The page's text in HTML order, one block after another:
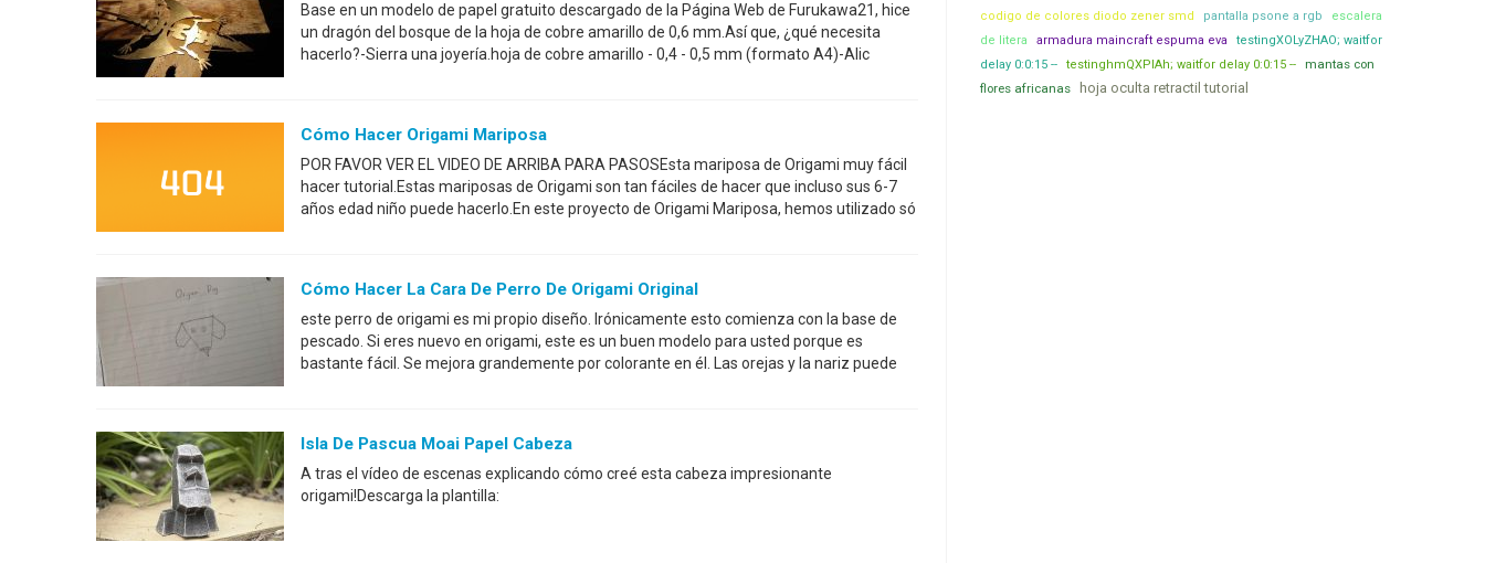
Base en un modelo de papel gratuito descargado de la Página Web de Furukawa21, hice
un dragón del bosque de la hoja de cobre amarillo de 0,6 mm.Así que, ¿qué necesita
hacerlo?-Sierra una joyería.hoja de cobre amarillo - 0,4 - 0,5 mm (formato A4)-Alic
Cómo Hacer Origami Mariposa
POR FAVOR VER EL VIDEO DE ARRIBA PARA PASOSEsta mariposa de Origami muy fácil
hacer tutorial.Estas mariposas de Origami son tan fáciles de hacer que incluso sus 6-7
años edad niño puede hacerlo.En este proyecto de Origami Mariposa, hemos utilizado só
Cómo Hacer La Cara De Perro De Origami Original
este perro de origami es mi propio diseño. Irónicamente esto comienza con la base de
pescado. Si eres nuevo en origami, este es un buen modelo para usted porque es
bastante fácil. Se mejora grandemente por colorante en él. Las orejas y la nariz puede
Isla De Pascua Moai Papel Cabeza
A tras el vídeo de escenas explicando cómo creé esta cabeza impresionante
origami!Descarga la plantilla:
codigo de colores diodo zener smd
pantalla psone a rgb
escalera
de litera
armadura maincraft espuma eva
testingXOLyZHAO; waitfor
delay 0:0:15 --
testinghmQXPIAh; waitfor delay 0:0:15 --
mantas con
flores africanas
hoja oculta retractil tutorial